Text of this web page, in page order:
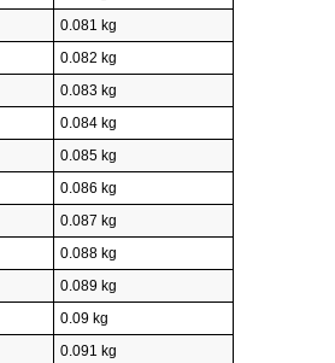
0.081 kg
0.082 kg
0.083 kg
0.084 kg
0.085 kg
0.086 kg
0.087 kg
0.088 kg
0.089 kg
0.09 kg
0.091 kg